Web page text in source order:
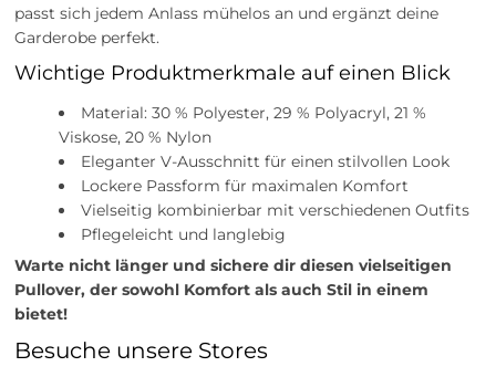
passt sich jedem Anlass mühelos an und ergänzt deine
Garderobe perfekt.
Wichtige Produktmerkmale auf einen Blick
Material: 30 % Polyester, 29 % Polyacryl, 21 %
Viskose, 20 % Nylon
Eleganter V-Ausschnitt für einen stilvollen Look
Lockere Passform für maximalen Komfort
Vielseitig kombinierbar mit verschiedenen Outfits
Pflegeleicht und langlebig
Warte nicht länger und sichere dir diesen vielseitigen
Pullover, der sowohl Komfort als auch Stil in einem
bietet!
Besuche unsere Stores